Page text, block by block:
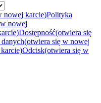
nowej karcie)Polityka
nowej
Dostępność(otwiera się
(otwiera się w nowej
Odcisk(otwiera się w